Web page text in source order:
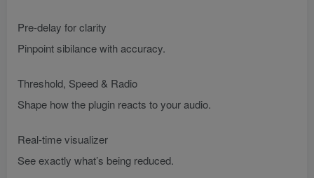
Pre-delay for clarity
Pinpoint sibilance with accuracy.
Threshold, Speed & Radio
Shape how the plugin reacts to your audio.
Real-time visualizer
See exactly what’s being reduced.